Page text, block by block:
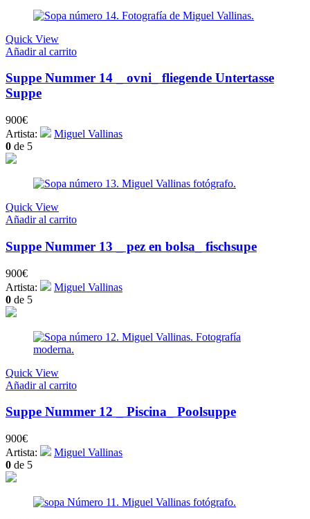
Quick View
Añadir al carrito
Suppe Nummer 14 _ ovni_ fliegende Untertasse
Suppe
900€
Artista:
Miguel Vallinas
0 de 5
Quick View
Añadir al carrito
Suppe Nummer 13 _ pez en bolsa_ fischsupe
900€
Artista:
Miguel Vallinas
0 de 5
Quick View
Añadir al carrito
Suppe Nummer 12 _ Piscina_ Poolsuppe
900€
Artista:
Miguel Vallinas
0 de 5